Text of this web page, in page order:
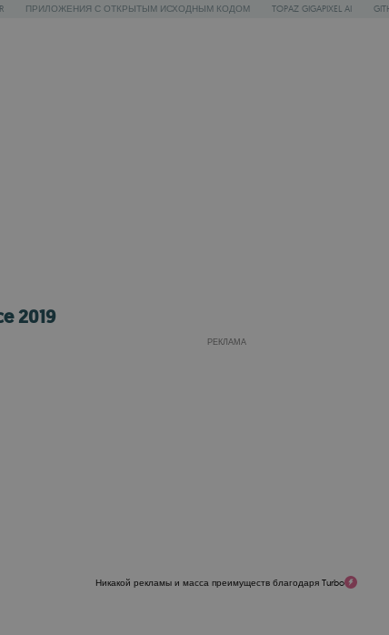
ПРИЛОЖЕНИЯ С ОТКРЫТЫМ ИСХОДНЫМ КОДОМ TOPAZ GIGAPIXEL AI
2019
РЕКЛАМА
Никакой рекламы и масса преимуществ благодаря Turbo